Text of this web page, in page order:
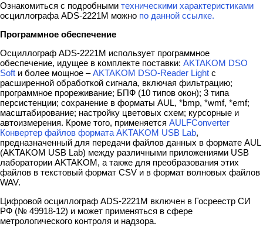
Ознакомиться с подробными техническими характеристиками
осциллографа ADS-2221M можно по данной ссылке.
Программное обеспечение
Осциллограф ADS-2221M использует программное
обеспечение, идущее в комплекте поставки: AKTAKOM DSO
Soft и более мощное –AKTAKOM DSO-Reader Light с
расширенной обработкой сигнала, включая фильтрацию;
программное прореживание; БПФ (10 типов окон); 3 типа
персистенции; сохранение в форматы AUL, *bmp, *wmf, *emf;
масштабирование; настройку цветовых схем; курсорные и
автоизмерения. Кроме того, применяется AULFConverter
Конвертер файлов формата AKTAKOM USB Lab,
предназначенный для передачи файлов данных в формате AUL
(AKTAKOM USB Lab) между различными приложениями USB
лаборатории AKTAKOM, а также для преобразования этих
файлов в текстовый формат CSV и в формат волновых файлов
WAV.
Цифровой осциллограф ADS-2221M включен в Госреестр СИ
РФ (№ 49918-12) и может применяться в сфере
метрологического контроля и надзора.